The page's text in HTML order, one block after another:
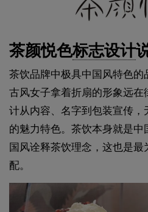
茶颜悦色标志设计
茶饮品牌中极具中国风特色的
古风女子拿着折扇的形象远在
计从内容、名字到包装宣传
的魅力特色。茶饮本身就是中
国风诠释茶饮理念，这也是
配。